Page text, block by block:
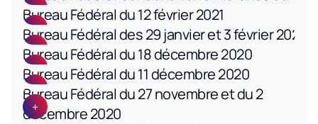
Bureau Fédéral du 12 février 2021
Bureau Fédéral des 29 janvier et 3 février 2021
Bureau Fédéral du 18 décembre 2020
Bureau Fédéral du 11 décembre 2020
Bureau Fédéral du 27 novembre et du 2
décembre 2020